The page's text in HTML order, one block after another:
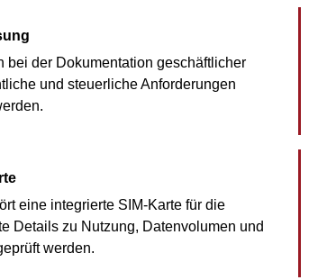
bei der Dokumentation geschäftlicher
und steuerliche Anforderungen
eine integrierte SIM-Karte für die
Details zu Nutzung, Datenvolumen und
werden.